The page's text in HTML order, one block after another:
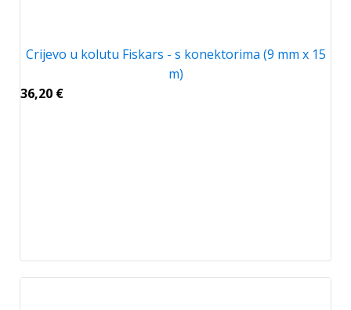
Crijevo u kolutu Fiskars - s konektorima (9 mm x 15
m)
36,20 €